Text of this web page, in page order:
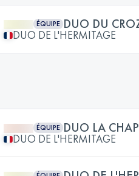
ÉQUIPE DUO DU
DUO DE L'HERMITAGE
ÉQUIPE DUO LA
DUO DE L'HERMITAGE